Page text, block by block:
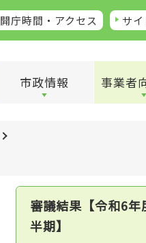
開庁時間・アクセス サ
市政情報 事業者
審議結果【令和6年
半期】